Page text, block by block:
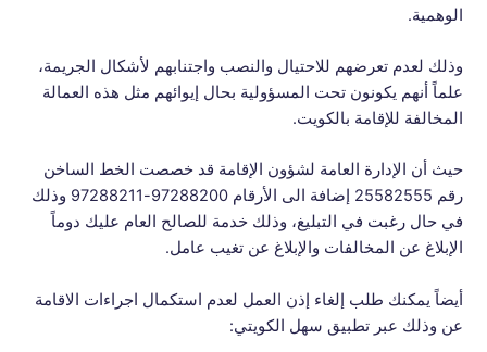
الوهمية.
وذلك لعدم تعرضهم للاحتيال والنصب واجتنابهم لأشكال الجريمة،
علماً أنهم يكونون تحت المسؤولية بحال إيوائهم مثل هذه العمالة
المخالفة للإقامة بالكويت.
حيث أن الإدارة العامة لشؤون الإقامة قد خصصت الخط الساخن
رقم 25582555 إضافة الى الأرقام 97288200-97288211 وذلك
في حال رغبت في التبليغ، وذلك خدمة للصالح العام عليك دوماً
الإبلاغ عن المخالفات والإبلاغ عن تغيب عامل.
أيضاً يمكنك طلب إلغاء إذن العمل لعدم استكمال اجراءات الاقامة
عن وذلك عبر تطبيق سهل الكويتي: